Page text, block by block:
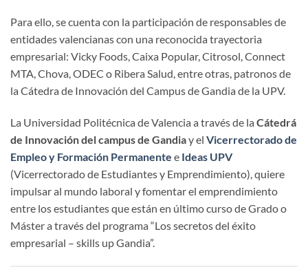
Para ello, se cuenta con la participación de responsables de
entidades valencianas con una reconocida trayectoria
empresarial: Vicky Foods, Caixa Popular, Citrosol, Connect
MTA, Chova, ODEC o Ribera Salud, entre otras, patronos de
la Cátedra de Innovación del Campus de Gandia de la UPV.
La Universidad Politécnica de Valencia a través de la Cátedrá
de Innovación del campus de Gandiay el Vicerrectorado de
Empleo y Formación Permanente e Ideas UPV
(Vicerrectorado de Estudiantes y Emprendimiento), quiere
impulsar al mundo laboral y fomentar el emprendimiento
entre los estudiantes que están en último curso de Grado o
Máster a través del programa “Los secretos del éxito
empresarial – skills up Gandia”.